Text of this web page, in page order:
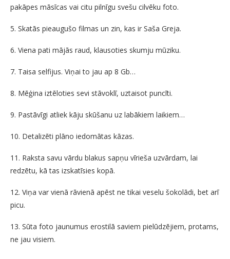
pakāpes māsīcas vai citu pilnīgu svešu cilvēku foto.
5. Skatās pieaugušo filmas un zin, kas ir Saša Greja.
6. Viena pati mājās raud, klausoties skumju mūziku.
7. Taisa selfijus. Viņai to jau ap 8 Gb…
8. Mēģina iztēloties sevi stāvoklī, uztaisot puncīti.
9. Pastāvīgi atliek kāju skūšanu uz labākiem laikiem…
10. Detalizēti plāno iedomātas kāzas.
11. Raksta savu vārdu blakus sapņu vīrieša uzvārdam, lai
redzētu, kā tas izskatīsies kopā.
12. Viņa var vienā rāvienā apēst ne tikai veselu šokolādi, bet arī
picu.
13. Sūta foto jaunumus erostilā saviem pielūdzējiem, protams,
ne jau visiem.